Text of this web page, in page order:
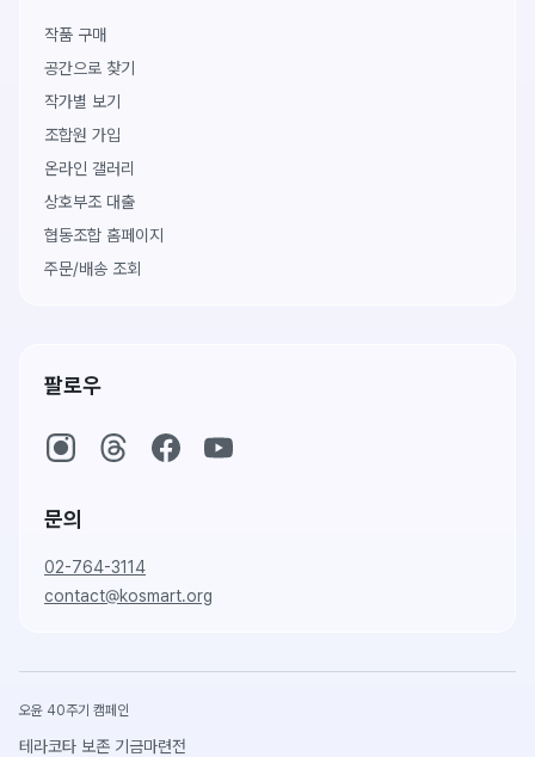
작품 구매
공간으로 찾기
작가별 보기
조합원 가입
온라인 갤러리
상호부조 대출
협동조합 홈페이지
주문/배송 조회
팔로우
문의
02-764-3114
contact@kosmart.org
오윤 40주기 캠페인
테라코타 보존 기금마련전